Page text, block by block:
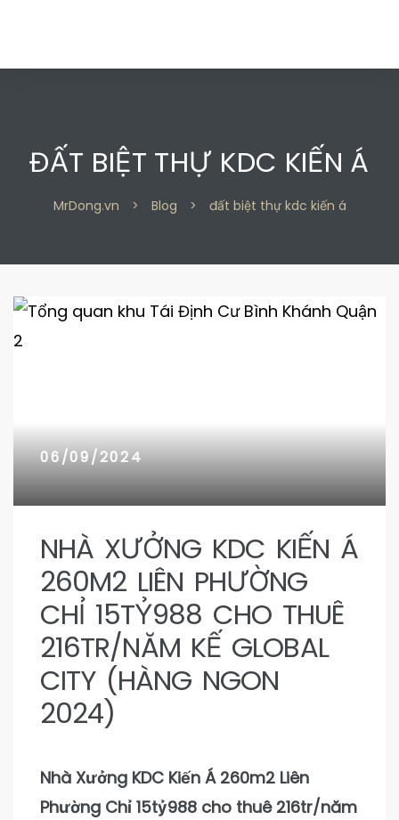
ĐẤT BIỆT THỰ KDC KIẾN Á
MrDong.vn > Blog > đất biệt thự kdc kiến á
06/09/2024
NHÀ XƯỞNG KDC KIẾN Á
260M2 LIÊN PHƯỜNG
CHỈ 15TỶ988 CHO THUÊ
216TR/NĂM KẾ GLOBAL
CITY (HÀNG NGON
2024)
Nhà Xưởng KDC Kiến Á 260m2 Liên
Phường Chỉ 15tỷ988 cho thuê 216tr/năm